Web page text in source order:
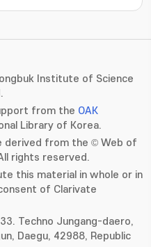
,
Institute of Science
from the OAK
Library of Korea.
derived from the © Web of
rights reserved.
this material in whole or in
of Clarivate
Techno Jungang-daero,
Daegu, 42988, Republic